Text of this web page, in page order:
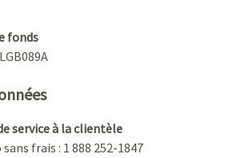
fonds
service à la clientèle
frais : 1 888 252-1847